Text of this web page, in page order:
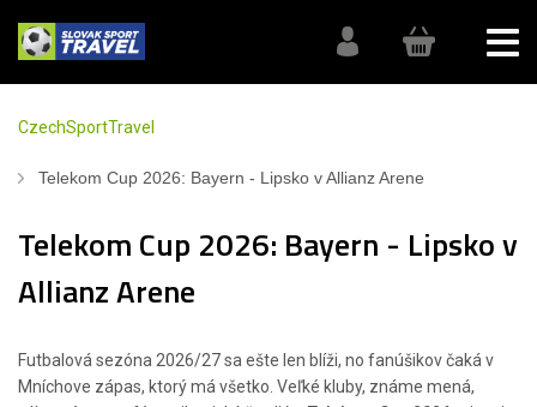
CzechSportTravel
Telekom Cup 2026: Bayern - Lipsko v Allianz Arene
Telekom Cup 2026: Bayern - Lipsko v
Allianz Arene
Futbalová sezóna 2026/27 sa ešte len blíži, no fanúšikov čaká v
Mníchove zápas, ktorý má všetko. Veľké kluby, známe mená,